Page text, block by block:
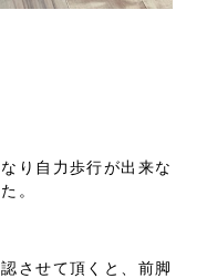
り自力歩行が出来な
。
させて頂くと、前脚